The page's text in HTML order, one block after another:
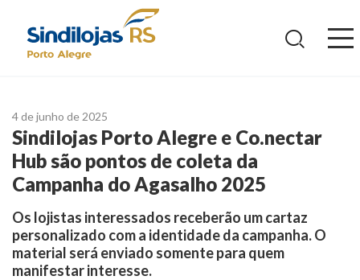
4 de junho de 2025
Sindilojas Porto Alegre e Co.nectar
Hub são pontos de coleta da
Campanha do Agasalho 2025
Os lojistas interessados receberão um cartaz
personalizado com a identidade da campanha. O
material será enviado somente para quem
manifestar interesse.